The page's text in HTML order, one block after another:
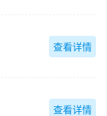
查看详情
查看详情